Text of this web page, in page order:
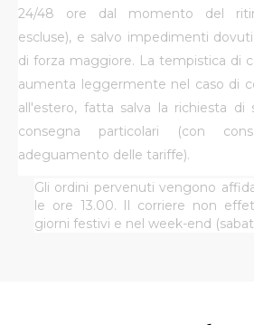
24/48 ore dal momento del
escluse), e salvo impedimenti
di forza maggiore. La tempistica di
aumenta leggermente nel caso di
all'estero, fatta salva la richiesta di
consegna particolari (con
adeguamento delle tariffe).
Gli ordini pervenuti vengono
le ore 13.00. Il corriere non
giorni festivi e nel week-end